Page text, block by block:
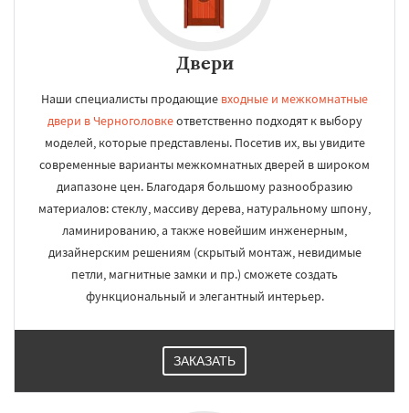
Двери
Наши специалисты продающие входные и межкомнатные
двери в Черноголовкеответственно подходят к выбору
моделей, которые представлены. Посетив их, вы увидите
современные варианты межкомнатных дверей в широком
диапазоне цен. Благодаря большому разнообразию
материалов: стеклу, массиву дерева, натуральному шпону,
ламинированию, а также новейшим инженерным,
дизайнерским решениям (скрытый монтаж, невидимые
петли, магнитные замки и пр.) сможете создать
функциональный и элегантный интерьер.
ЗАКАЗАТЬ